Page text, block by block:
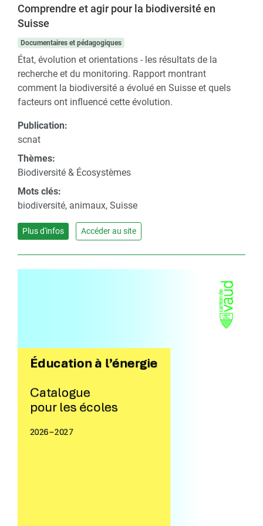
Comprendre et agir pour la biodiversité en
Suisse
Documentaires et pédagogiques
État, évolution et orientations - les résultats de la
recherche et du monitoring. Rapport montrant
comment la biodiversité a évolué en Suisse et quels
facteurs ont influencé cette évolution.
Publication:
scnat
Thèmes:
Biodiversité & Écosystèmes
Mots clés:
biodiversité, animaux, Suisse
Plus d'infos Accéder au site